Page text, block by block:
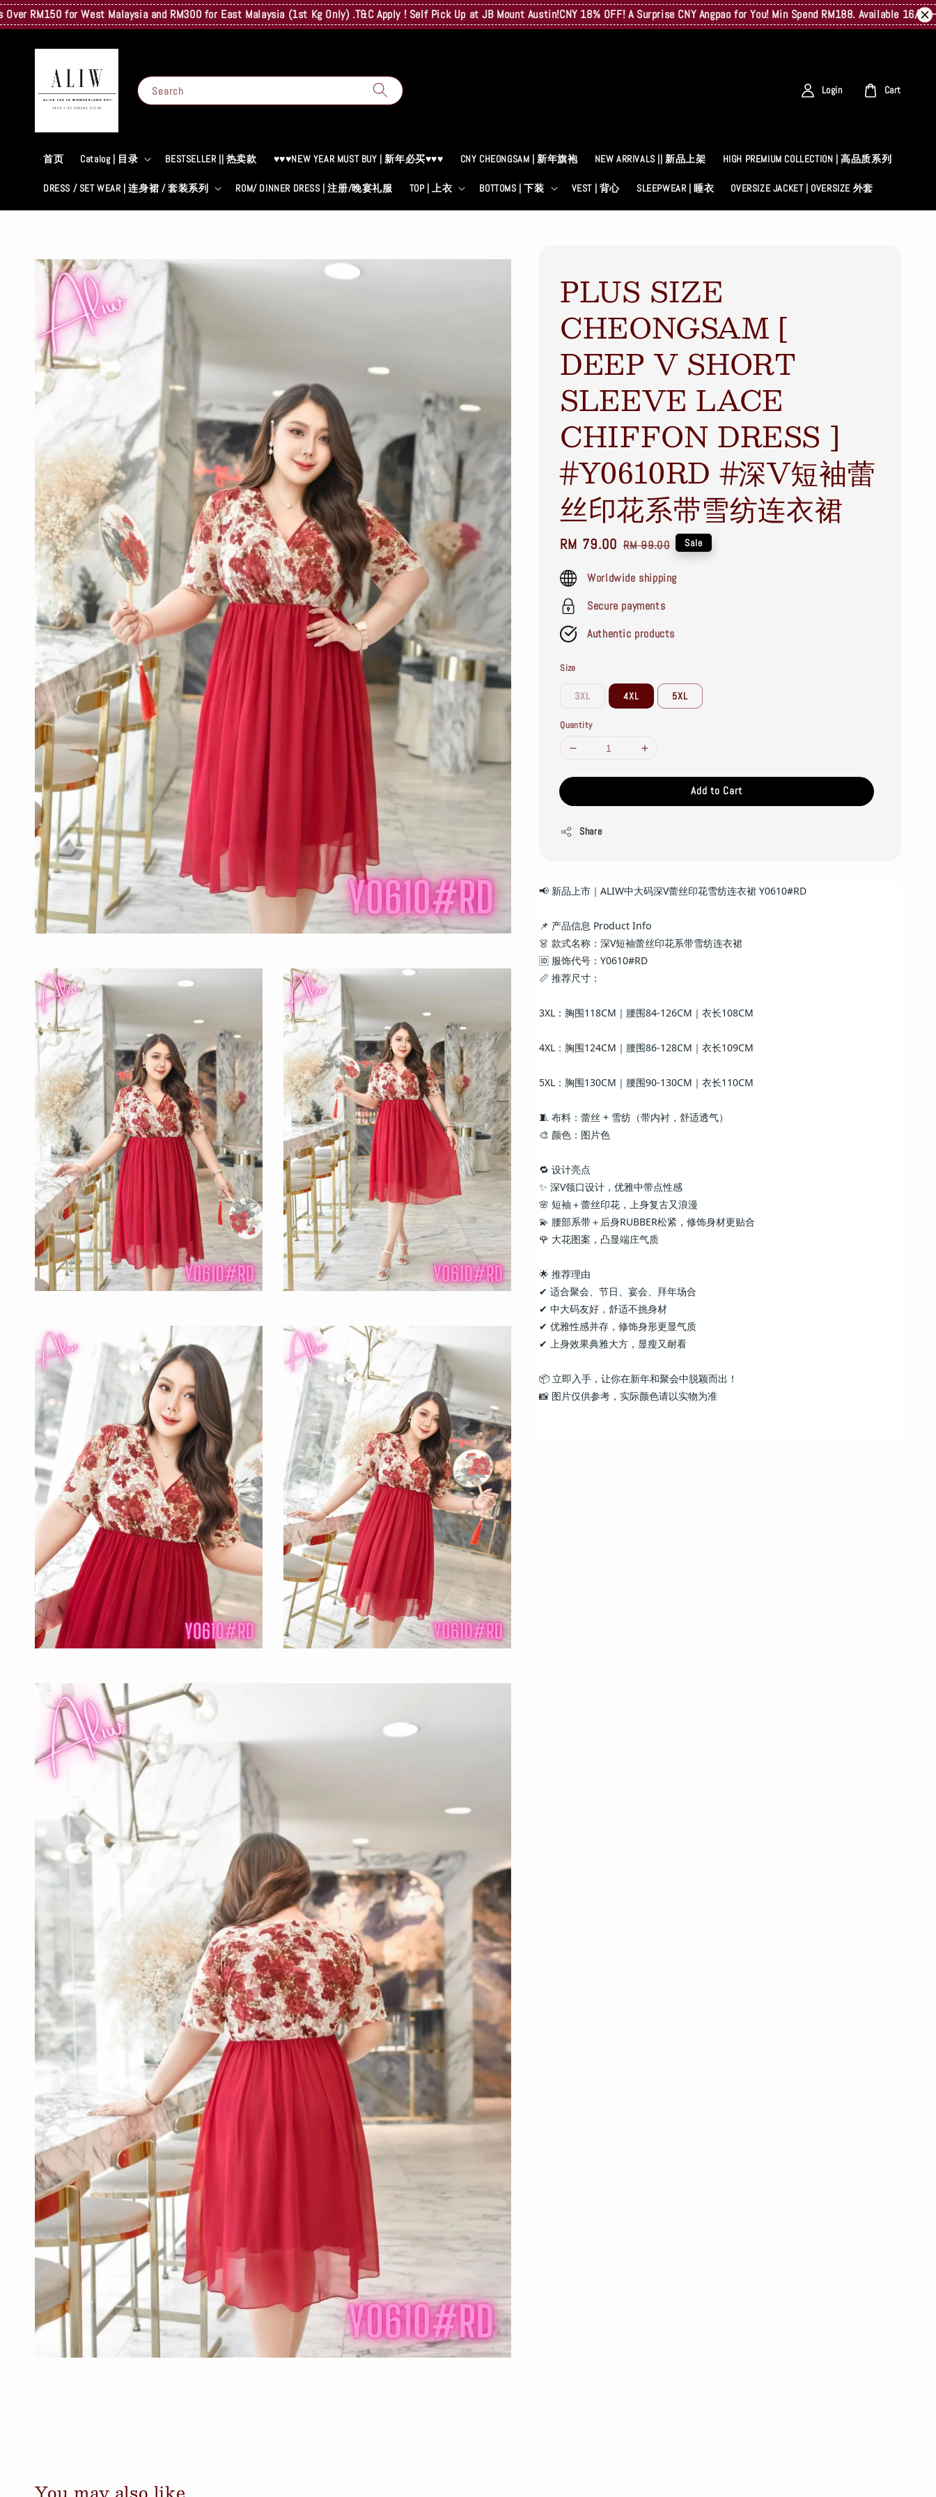
for West Malaysia and RM300 for East Malaysia (1st Kg Only) .T&C Apply ! Self Pick Up at JB Mount Austin! CNY 18% OFF! A Surprise CNY Angpao for You! Min Spend RM188. Available 16/02–23/
Search
首页 Catalog | 目录 BESTSELLER || 热卖款 ♥♥♥NEW YEAR MUST BUY | 新年必买♥♥♥ CNY CHEONGSAM | 新年旗袍 NEW ARRIVALS || 新品上架 HIGH PREMIUM COLLECTION | 高品质系列
DRESS / SET WEAR | 连身裙 / 套装系列 ROM/ DINNER DRESS | 注册/晚宴礼服 TOP | 上衣 BOTTOMS | 下装 VEST | 背心 SLEEPWEAR | 睡衣 OVERSIZE JACKET | OVERSIZE 外套
Login Cart
PLUS SIZE
CHEONGSAM [
DEEP V SHORT
SLEEVE LACE
CHIFFON DRESS ]
#Y0610RD #深V短袖蕾
丝印花系带雪纺连衣裙
Sale
RM 79.00 Regular
RM 99.00 Sale
Worldwide shipping
Secure payments
Authentic products
Size
3XL 4XL 5XL
Quantity
Add to Cart
Share
📢 新品上市｜ALIW中大码深V蕾丝印花雪纺连衣裙 Y0610#RD
📌 产品信息 Product Info
👗 款式名称：深V短袖蕾丝印花系带雪纺连衣裙
🆔 服饰代号：Y0610#RD
📏 推荐尺寸：
3XL：胸围118CM｜腰围84-126CM｜衣长108CM
4XL：胸围124CM｜腰围86-128CM｜衣长109CM
5XL：胸围130CM｜腰围90-130CM｜衣长110CM
🧵 布料：蕾丝 + 雪纺（带内衬，舒适透气）
🎨 颜色：图片色
🔁 设计亮点
✨ 深V领口设计，优雅中带点性感
🌸 短袖＋蕾丝印花，上身复古又浪漫
💫 腰部系带＋后身RUBBER松紧，修饰身材更贴合
🌹 大花图案，凸显端庄气质
🌟 推荐理由
✔ 适合聚会、节日、宴会、拜年场合
✔ 中大码友好，舒适不挑身材
✔ 优雅性感并存，修饰身形更显气质
✔ 上身效果典雅大方，显瘦又耐看
📦 立即入手，让你在新年和聚会中脱颖而出！
📸 图片仅供参考，实际颜色请以实物为准